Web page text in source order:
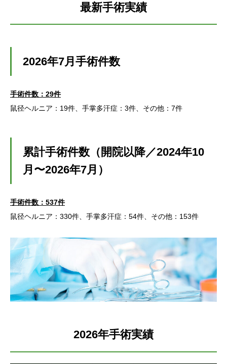
最新手術実績
2026年7月手術件数
手術件数：29件
鼠径ヘルニア：19件、手掌多汗症：3件、その他：7件
累計手術件数（開院以降／2024年10
月〜2026年7月）
手術件数：537件
鼠径ヘルニア：330件、手掌多汗症：54件、その他：153件
2026年手術実績